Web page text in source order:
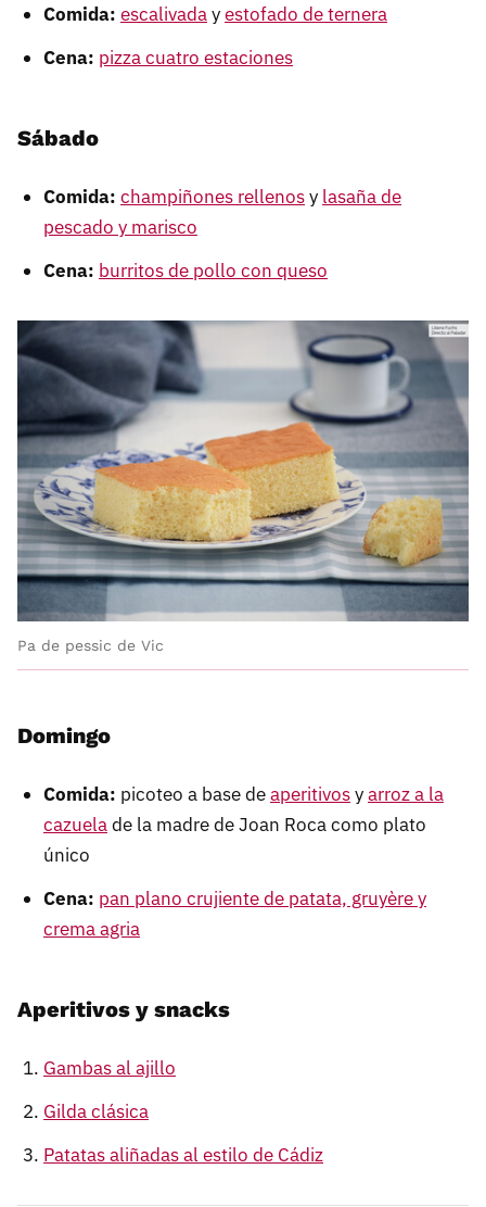
Comida: escalivadayestofado de ternera
Cena: pizza cuatro estaciones
Sábado
Comida: champiñones rellenosy lasaña de
pescado y marisco
Cena: burritos de pollo con queso
Pa de pessic de Vic
Domingo
Comida: picoteo a base deaperitivosyarroz a la
cazuelade la madre de Joan Roca como plato
único
Cena: pan plano crujiente de patata, gruyère y
crema agria
Aperitivos y snacks
Gambas al ajillo
Gilda clásica
Patatas aliñadas al estilo de Cádiz